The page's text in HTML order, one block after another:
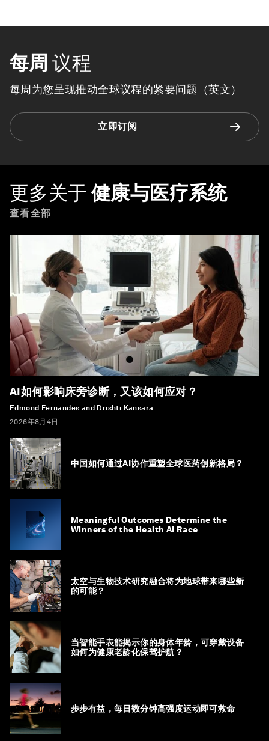
每周 议程
每周为您呈现推动全球议程的紧要问题（英文）
立即订阅
更多关于 健康与医疗系统
查看全部
AI如何影响床旁诊断，又该如何应对？
Edmond Fernandes and Drishti Kansara
2026年8月4日
中国如何通过AI协作重塑全球医药创新格局？
Meaningful Outcomes Determine the
Winners of the Health AI Race
太空与生物技术研究融合将为地球带来哪些新
的可能？
当智能手表能揭示你的身体年龄，可穿戴设备
如何为健康老龄化保驾护航？
步步有益，每日数分钟高强度运动即可救命